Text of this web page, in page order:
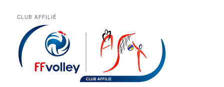
CLUB AFFILIÉ